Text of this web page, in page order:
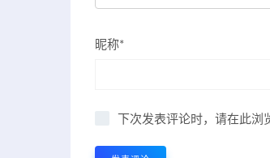
昵称*
下次发表评论时，请在此